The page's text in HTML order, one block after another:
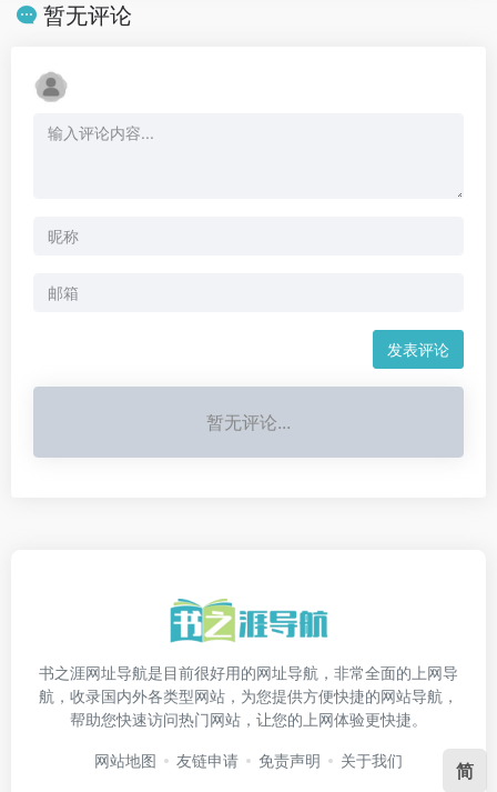
暂无评论
发表评论
暂无评论...
书之涯网址导航是目前很好用的网址导航，非常全面的上网导
航，收录国内外各类型网站，为您提供方便快捷的网站导航，
帮助您快速访问热门网站，让您的上网体验更快捷。
网站地图 友链申请 免责声明 关于我们 简